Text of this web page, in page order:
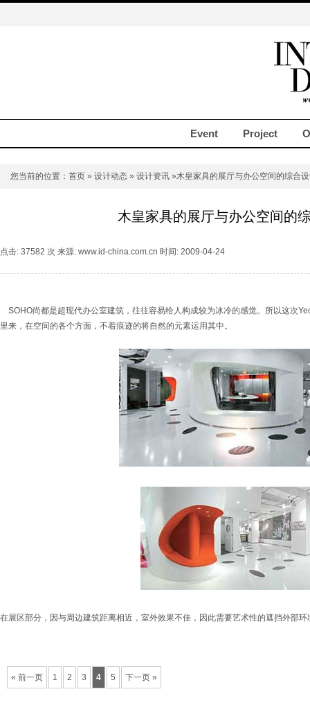
Event Project
您当前的位置： 首页 » 设计动态 » 设计资讯 »木皇家具的展厅与办公空间的综合
木皇家具的展厅与办公空间的
点击: 37582 次 来源: www.id-china.com.cn 时间: 2009-04-24
SOHO尚都是超现代办公室建筑，往往容易给人构成较为冰冷的感觉。所以这次
里来，在空间的各个方面，不着痕迹的将自然的元素运用其中。
在展区部分，因与周边建筑距离相近，室外效果不佳，因此需要艺术性的遮挡外部
« 前一页 1 2 3 4 5 下一页 »